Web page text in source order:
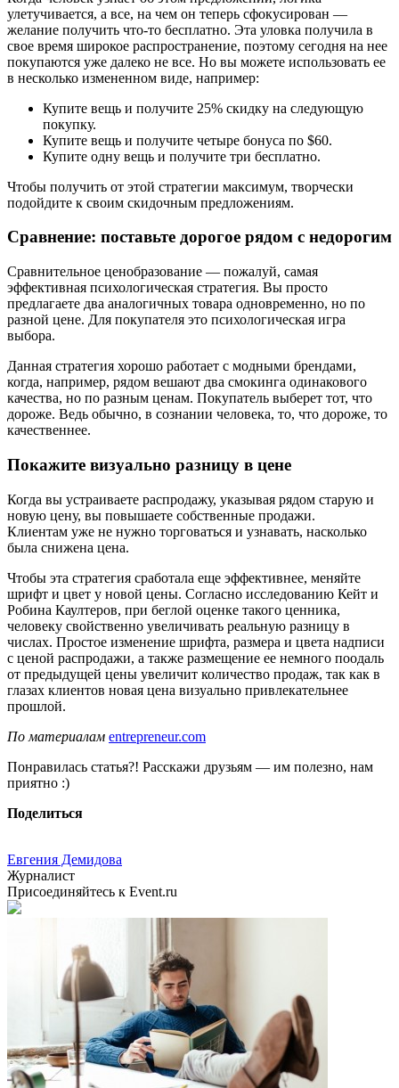
улетучивается, а все, на чем он теперь сфокусирован —
желание получить что-то бесплатно. Эта уловка получила в
свое время широкое распространение, поэтому сегодня на нее
покупаются уже далеко не все. Но вы можете использовать ее
в несколько измененном виде, например:
Купите вещь и получите 25% скидку на следующую
покупку.
Купите вещь и получите четыре бонуса по $60.
Купите одну вещь и получите три бесплатно.
Чтобы получить от этой стратегии максимум, творчески
подойдите к своим скидочным предложениям.
Сравнение: поставьте дорогое рядом с недорогим
Сравнительное ценобразование — пожалуй, самая
эффективная психологическая стратегия. Вы просто
предлагаете два аналогичных товара одновременно, но по
разной цене. Для покупателя это психологическая игра
выбора.
Данная стратегия хорошо работает с модными брендами,
когда, например, рядом вешают два смокинга одинакового
качества, но по разным ценам. Покупатель выберет тот, что
дороже. Ведь обычно, в сознании человека, то, что дороже, то
качественнее.
Покажите визуально разницу в цене
Когда вы устраиваете распродажу, указывая рядом старую и
новую цену, вы повышаете собственные продажи.
Клиентам уже не нужно торговаться и узнавать, насколько
была снижена цена.
Чтобы эта стратегия сработала еще эффективнее, меняйте
шрифт и цвет у новой цены. Согласно исследованию Кейт и
Робина Каултеров, при беглой оценке такого ценника,
человеку свойственно увеличивать реальную разницу в
числах. Простое изменение шрифта, размера и цвета надписи
с ценой распродажи, а также размещение ее немного поодаль
от предыдущей цены увеличит количество продаж, так как в
глазах клиентов новая цена визуально привлекательнее
прошлой.
По материалам entrepreneur.com
Понравилась статья?! Расскажи друзьям — им полезно, нам
приятно :)
Поделиться
Евгения Демидова
Журналист
Присоединяйтесь к Event.ru